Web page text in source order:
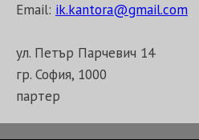
Email: ik.kantora@gmail.com
ул. Петър Парчевич 14
гр. София, 1000
партер